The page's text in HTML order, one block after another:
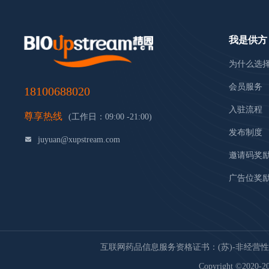
18100688020
尊享热线 (工作日：09:00 -21:00)
juyuan@xupstream.com
我是供方
为什么选
会员服务
入驻流程
发布制度
邀请码奖
广告位奖
互联网药品信息服务资格证书：(苏)-非经营性
Copyright ©2020-